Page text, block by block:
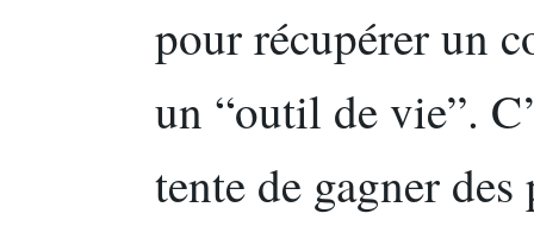
pour récupérer un
un “outil de vie”.
tente de gagner